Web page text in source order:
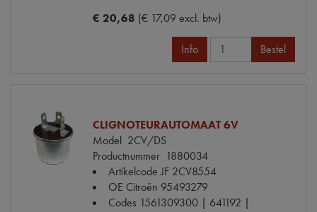
€ 20,68 (€ 17,09 excl. btw)
Info Bestel
CLIGNOTEURAUTOMAAT 6V
Model 2CV/DS
Productnummer 1880034
Artikelcode JF 2CV8554
OE Citroën 95493279
Codes 1561309300 | 641192 |